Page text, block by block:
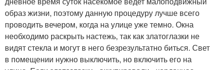
образ жизни, поэтому данную процедуру лучше всего
проводить вечером, когда на улице уже темно. Окна
необходимо раскрыть настежь, так как златоглазки не
видят стекла и могут в него безрезультатно биться. Свет
в помещении нужно выключить, но включить его на